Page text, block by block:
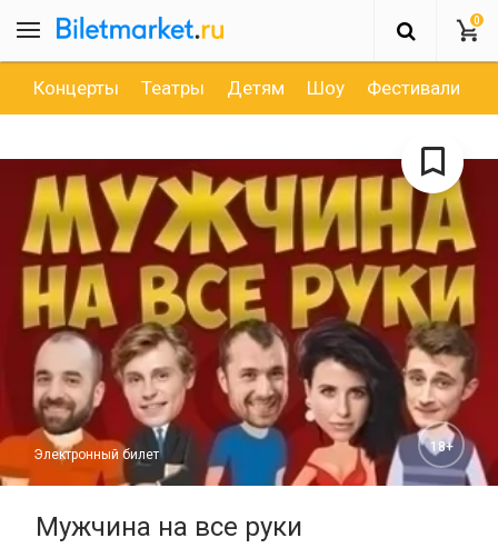
0
Концерты Театры Детям Шоу Фестивали
Мужчина на все руки
Электронный билет 18+